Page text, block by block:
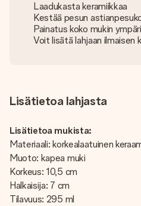
Laadukasta keramiikkaa
Kestää pesun
Painatus koko mukin ympäri
Voit lisätä lahjaan ilmaisen
Lisätietoa lahjasta
Lisätietoa mukista:
Materiaali: korkealaatuinen
Muoto: kapea muki
Korkeus: 10,5 cm
Halkaisija: 7 cm
Tilavuus: 295 ml